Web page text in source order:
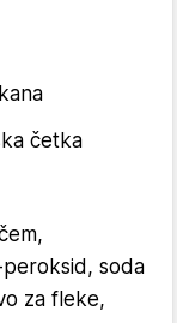
četka
soda
za fleke,